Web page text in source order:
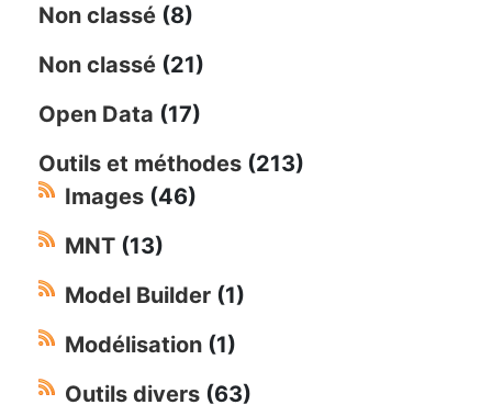
Non classé (8)
Non classé (21)
Open Data (17)
Outils et méthodes (213)
Images (46)
MNT (13)
Model Builder (1)
Modélisation (1)
Outils divers (63)